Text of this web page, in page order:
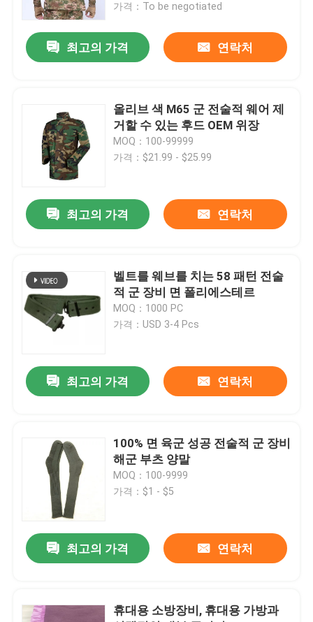
우리 에 관한 것
품질 관리
뉴스
인용 을 요청 하십시오
군 전술적 방탄 조끼
군 탄도 플레이트
군 전술적 배낭
전술적 Outdoor Gear
전술적 부츠와 싸우세요
전술 조끼와 싸우세요
가격：To be negotiated
최고의 가격 연락처
올리브 색 M65 군 전술적 웨어 제
거할 수 있는 후드 OEM 위장
MOQ：100-99999
가격：$21.99 - $25.99
최고의 가격 연락처
벨트를 웨브를 치는 58 패턴 전술
적 군 장비 면 폴리에스테르
MOQ：1000 PC
가격：USD 3-4 Pcs
최고의 가격 연락처
100% 면 육군 성공 전술적 군 장비
해군 부츠 양말
MOQ：100-9999
가격：$1 - $5
최고의 가격 연락처
휴대용 소방장비, 휴대용 가방과